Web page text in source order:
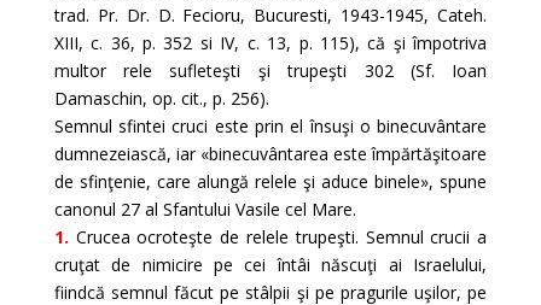
trad. Pr. Dr. D. Fecioru, Bucuresti, 1943-1945, Cateh.
XIII, c. 36, p. 352 si IV, c. 13, p. 115), că şi împotriva
multor rele sufleteşti şi trupeşti 302 (Sf. Ioan
Damaschin, op. cit., p. 256).
Semnul sfintei cruci este prin el însuşi o binecuvântare
dumnezeiască, iar «binecuvântarea este împărtăşitoare
de sfinţenie, care alungă relele şi aduce binele», spune
canonul 27 al Sfantului Vasile cel Mare.
1. Crucea ocroteşte de relele trupeşti. Semnul crucii a
cruţat de nimicire pe cei întâi născuţi ai Israelului,
fiindcă semnul făcut pe stâlpii şi pe pragurile uşilor, pe